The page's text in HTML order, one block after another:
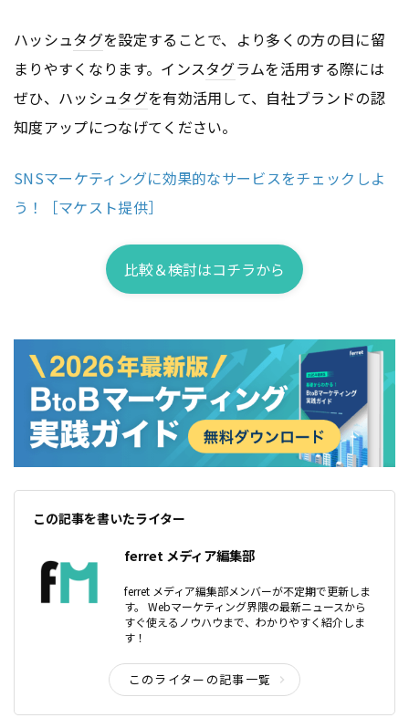
ハッシュタグを設定することで、より多くの方の目に留
まりやすくなります。インスタグラムを活用する際には
ぜひ、ハッシュタグを有効活用して、自社ブランドの認
知度アップにつなげてください。
SNSマーケティングに効果的なサービスをチェックしよ
う！［マケスト提供］
比較＆検討はコチラから
この記事を書いたライター
ferret メディア編集部
ferret メディア編集部メンバーが不定期で更新しま
す。 Webマーケティング界隈の最新ニュースから
すぐ使えるノウハウまで、わかりやすく紹介しま
す！
このライターの記事一覧